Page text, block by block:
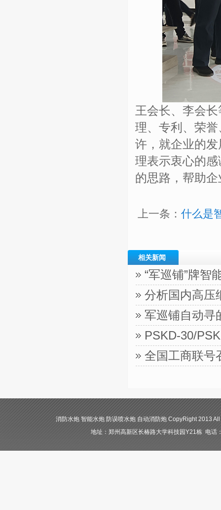
王会长、李会
理、专利、荣
许，就企业的
理表示衷心的
的思路，帮助
上一条： 什么是
相关新闻
“军巡铺”牌智
分析国内高压
军巡铺自动寻
PSKD-30/
全国工商联号
消防水炮 智能水炮 防误喷水炮 自动消防炮 CopyRight 2013
地址：郑州高新区长椿路大学科技园Y21栋 电